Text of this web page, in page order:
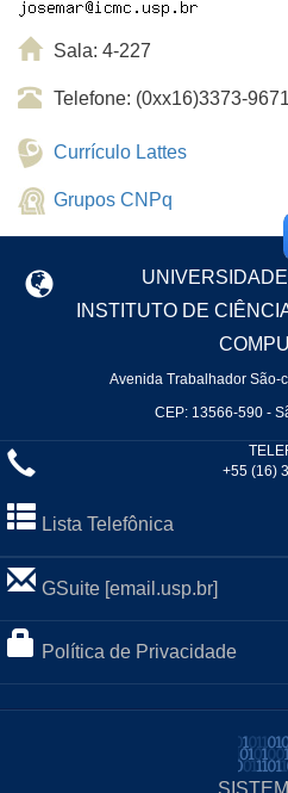
Sala: 4-227
Telefone: (0xx16)3373-9671
Currículo Lattes
Grupos CNPq
INSTITUTO DE
Avenida Trabalhador São-
CEP: 13566-590 -
+55 (16)
Lista Telefônica
GSuite [email.usp.br]
Política de Privacidade